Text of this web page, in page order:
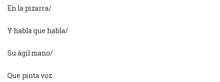
En la pizarra/
Y habla que habla/
Su ágil mano/
Que pinta voz.